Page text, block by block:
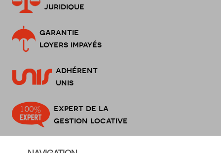
juridique
garantie
loyers impayés
adhérent
unis
expert de la
gestion locative